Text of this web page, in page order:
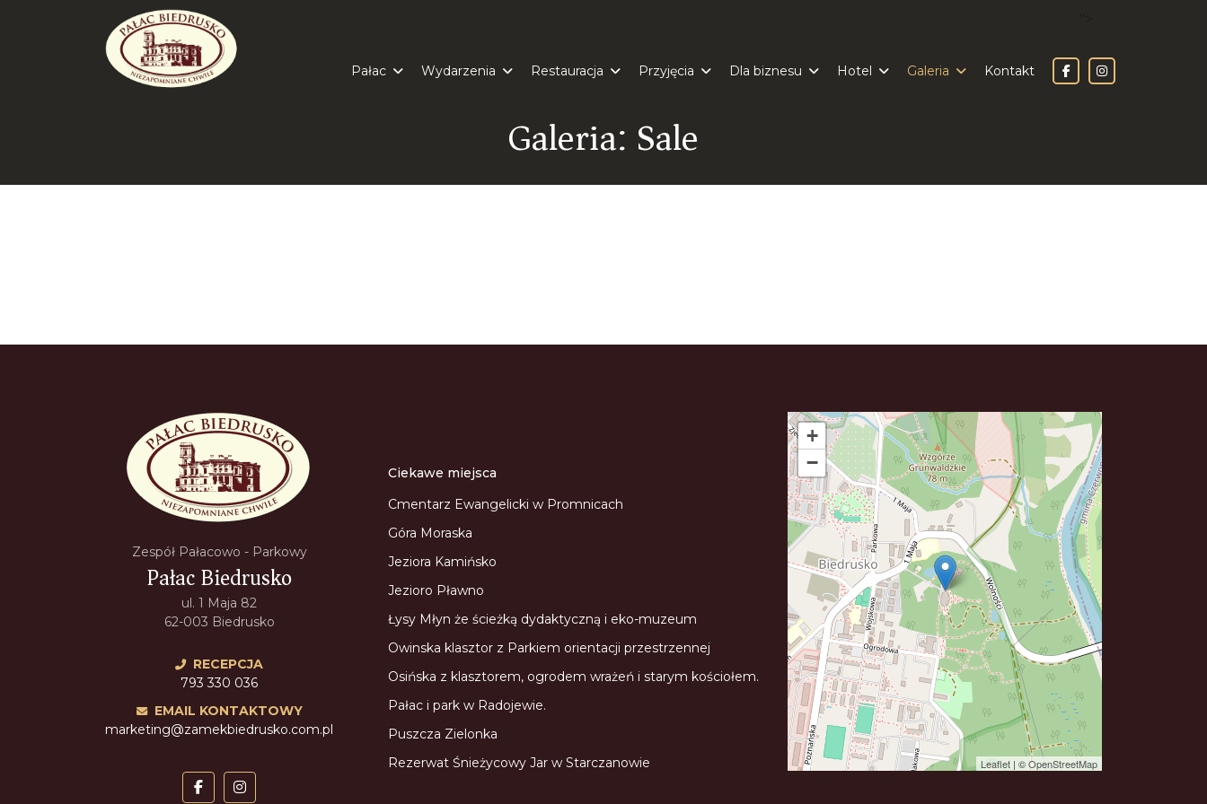
Pałac Wydarzenia Restauracja Przyjęcia Dla biznesu Hotel Galeria Kontakt
string(4) "Sale"
Galeria: Sale
Zespół Pałacowo - Parkowy
Pałac Biedrusko
ul. 1 Maja 82
62-003 Biedrusko
RECEPCJA
793 330 036
EMAIL KONTAKTOWY
marketing@zamekbiedrusko.com.pl
Ciekawe miejsca
Cmentarz Ewangelicki w Promnicach
Góra Moraska
Jeziora Kamińsko
Jezioro Pławno
Łysy Młyn że ścieżką dydaktyczną i eko-muzeum
Owinska klasztor z Parkiem orientacji przestrzennej
Osińska z klasztorem, ogrodem wrażeń i starym kościołem.
Pałac i park w Radojewie.
Puszcza Zielonka
Rezerwat Śnieżycowy Jar w Starczanowie
+
−
Leaflet| ©OpenStreetMap